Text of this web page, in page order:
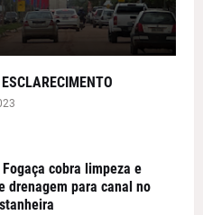
cobra limpeza e
drenagem para canal no